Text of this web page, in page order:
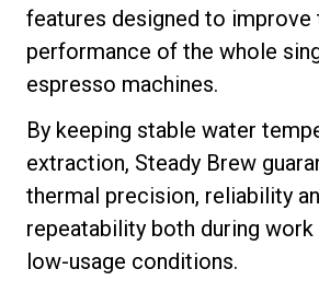
features designed to improve
performance of the whole
espresso machines.
By keeping stable water
extraction, Steady Brew
thermal precision, reliability
repeatability both during work
low-usage conditions.
プライバシーポリシー